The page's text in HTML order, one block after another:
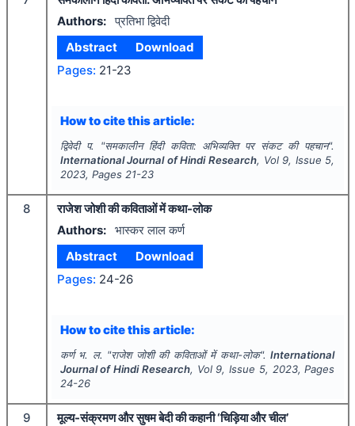
Authors: प्रतिभा द्विवेदी
Abstract
Download
Pages: 21-23
How to cite this article:
द्विवेदी प. "समकालीन हिंदी कविता: अभिव्यक्ति पर संकट की पहचान".
International Journal of Hindi Research, Vol 9, Issue 5,
2023, Pages 21-23
8
राजेश जोशी की कविताओं में कथा-लोक
Authors: भास्कर लाल कर्ण
Abstract
Download
Pages: 24-26
How to cite this article:
कर्ण भ. ल. "राजेश जोशी की कविताओं में कथा-लोक".International
Journal of Hindi Research, Vol 9, Issue 5, 2023, Pages
24-26
9
मूल्य-संक्रमण और सुषम बेदी की कहानी ‘चिड़िया और चील’